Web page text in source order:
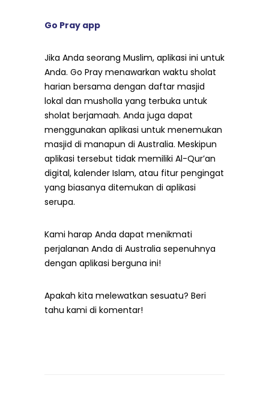
Go Pray app
Jika Anda seorang Muslim, aplikasi ini untuk
Anda. Go Pray menawarkan waktu sholat
harian bersama dengan daftar masjid
lokal dan musholla yang terbuka untuk
sholat berjamaah. Anda juga dapat
menggunakan aplikasi untuk menemukan
masjid di manapun di Australia. Meskipun
aplikasi tersebut tidak memiliki Al-Qur’an
digital, kalender Islam, atau fitur pengingat
yang biasanya ditemukan di aplikasi
serupa.
Kami harap Anda dapat menikmati
perjalanan Anda di Australia sepenuhnya
dengan aplikasi berguna ini!
Apakah kita melewatkan sesuatu? Beri
tahu kami di komentar!